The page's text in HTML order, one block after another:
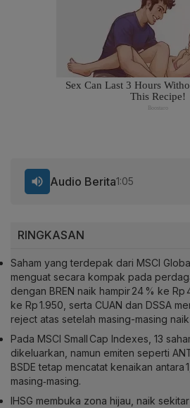
RINGKASAN
Saham yang terdepak dari MSCI
menguat secara kompak pada
dengan BREN naik hampir 24 % ke Rp
ke Rp 1.950, serta CUAN dan DSSA
reject atas setelah masing-masing
Pada MSCI Small Cap Indexes, 13
dikeluarkan, namun emiten seperti
BSDE tetap mencatat kenaikan antara
masing‑masing.
IHSG membuka zona hijau, naik
Audio Berita1:05